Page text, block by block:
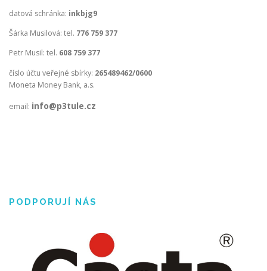
datová schránka: inkbjg9
Šárka Musilová: tel. 776 759 377
Petr Musil: tel. 608 759 377
číslo účtu veřejné sbírky: 265489462/0600
Moneta Money Bank, a.s.
email: info@p3tule.cz
PODPORUJÍ NÁS